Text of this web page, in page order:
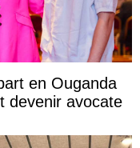
en Ouganda
devenir avocate